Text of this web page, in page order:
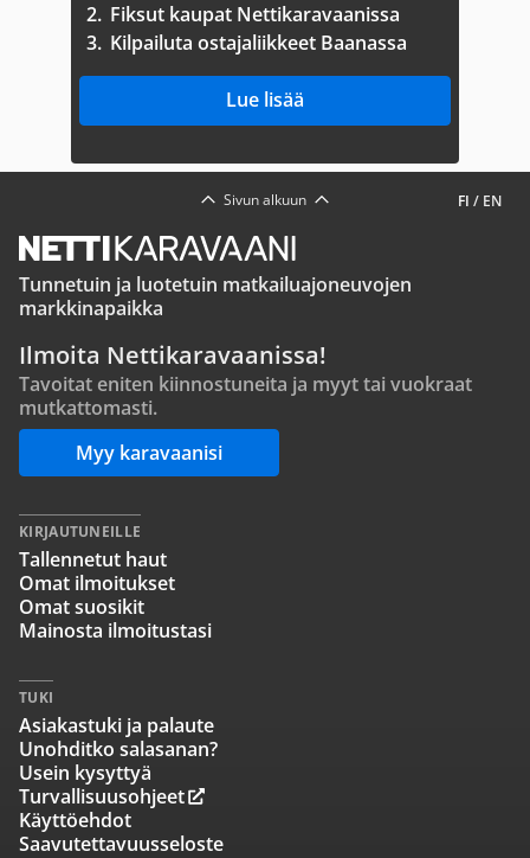
2. Fiksut kaupat Nettikaravaanissa
3. Kilpailuta ostajaliikkeet Baanassa
Lue lisää
FI / EN
Sivun alkuun
Tunnetuin ja luotetuin matkailuajoneuvojen
markkinapaikka
Ilmoita Nettikaravaanissa!
Tavoitat eniten kiinnostuneita ja myyt tai vuokraat
mutkattomasti.
Myy karavaanisi
KIRJAUTUNEILLE
Tallennetut haut
Omat ilmoitukset
Omat suosikit
Mainosta ilmoitustasi
TUKI
Asiakastuki ja palaute
Unohditko salasanan?
Usein kysyttyä
Turvallisuusohjeet
Käyttöehdot
Saavutettavuusseloste